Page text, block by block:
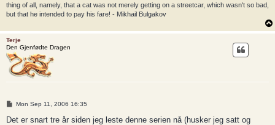
thing of all, namely, that a cat was not merely getting on a streetcar, which wasn't so bad,
but that he intended to pay his fare! - Mikhail Bulgakov
Terje
Den Gjenfødte Dragen
P
s
Mon Sep 11, 2006 16:35
Det er snart tre år siden jeg leste denne serien nå (husker jeg satt og